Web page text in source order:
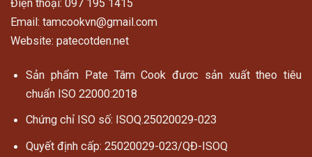
Điện thoại: 097 195 1415
Email: tamcookvn@gmail.com
Website: patecotden.net
Sản phẩm Pate Tâm Cook đươc sản xuất theo tiêu
chuẩn ISO 22000:2018
Chứng chỉ ISO số: ISOQ.25020029-023
Quyết định cấp: 25020029-023/QĐ-ISOQ